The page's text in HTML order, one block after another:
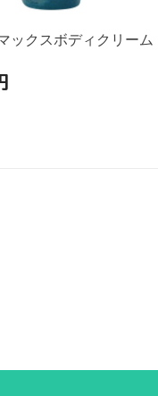
ックスボディクリーム